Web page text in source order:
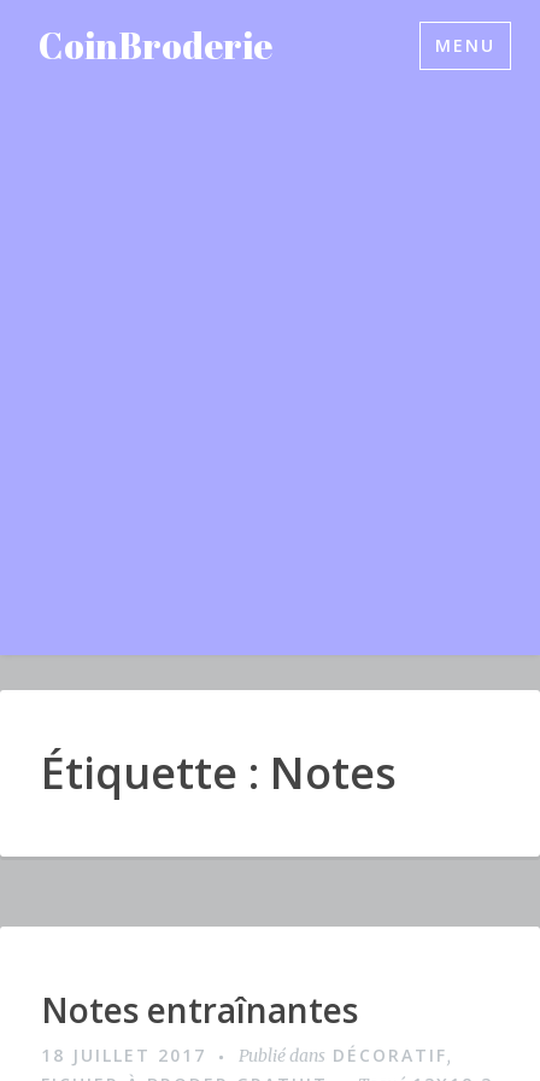
CoinBroderie MENU
Étiquette : Notes
I
Notes entraînantes
18 JUILLET 2017 Publié dans DÉCORATIF,